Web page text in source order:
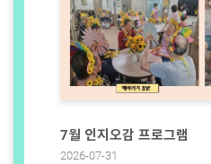
7월 인지오감 프로그램
2026-07-31